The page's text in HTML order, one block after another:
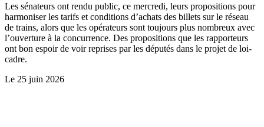
Les sénateurs ont rendu public, ce mercredi, leurs propositions pour
harmoniser les tarifs et conditions d’achats des billets sur le réseau
de trains, alors que les opérateurs sont toujours plus nombreux avec
l’ouverture à la concurrence. Des propositions que les rapporteurs
ont bon espoir de voir reprises par les députés dans le projet de loi-
cadre.
Le 25 juin 2026